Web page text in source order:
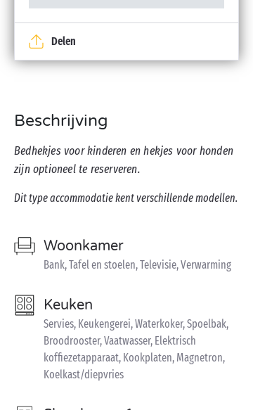
Delen
Beschrijving
Bedhekjes voor kinderen en hekjes voor honden
zijn optioneel te reserveren.
Dit type accommodatie kent verschillende modellen.
Woonkamer
Bank, Tafel en stoelen, Televisie, Verwarming
Keuken
Servies, Keukengerei, Waterkoker, Spoelbak,
Broodrooster, Vaatwasser, Elektrisch
koffiezetapparaat, Kookplaten, Magnetron,
Koelkast/diepvries